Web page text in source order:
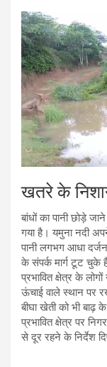
खतरे के
बांधों का पानी छोड़े
गया है। यमुना नदी
पानी लगभग आधा
के संपर्क मार्ग टूट चुके
प्रभावित क्षेत्र के
ऊंचाई वाले स्थान पर
बीघा खेती को भी
प्रभावित क्षेत्र पर
से दूर रहने के निर्देश